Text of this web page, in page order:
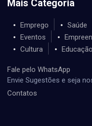
Mais Categoria
Emprego Saúde
Eventos
Cultura
Educação
Fale pelo WhatsApp
Envie Sugestões e seja
Contatos